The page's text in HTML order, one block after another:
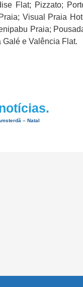
Flat; Pizzato;
Visual Praia
Praia;
e Valência Flat.
– Natal